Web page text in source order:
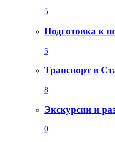
5
Подготовка к
5
Транспорт в
8
Экскурсии и
0